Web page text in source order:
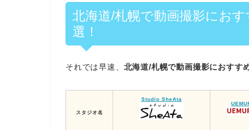
北海道/札幌で動画撮影にお
選！
それでは早速、 北海道/札幌で動画撮影におすす
スタジオ名
Studio SheAta